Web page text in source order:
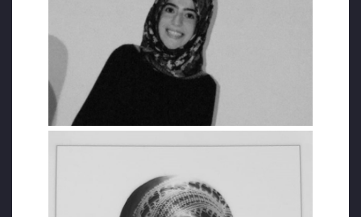
Tutuklama Kararı Talep Eden Savcılık :
Erzurum Cumhuriyet Savcılığı
Tutuklama Kararı Veren Mahkeme:
Erzurum 3. Ağır Ceza Mahkemesi
Hakkında İstenen Ceza:
Terör örgütü
üyeliği suçlaması
Tutuklu Kaldığı Cezaevi:Ordu E Tipi Ceza
İnfaz Kurumu
(Süre-Sebep) /Tutukluluktaki Hak